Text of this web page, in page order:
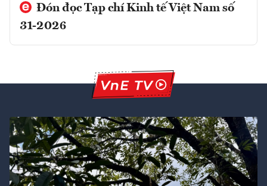
Đón đọc Tạp chí Kinh tế Việt Nam số
31-2026